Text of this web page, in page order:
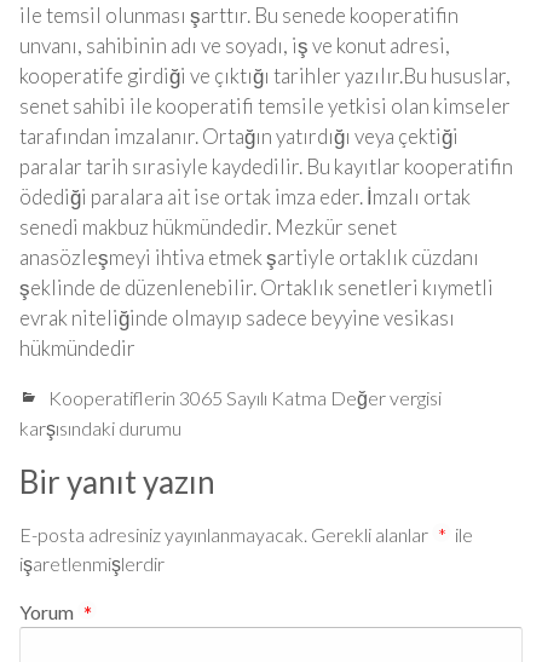
ile temsil olunması şarttır. Bu senede kooperatifin
unvanı, sahibinin adı ve soyadı, iş ve konut adresi,
kooperatife girdiği ve çıktığı tarihler yazılır.Bu hususlar,
senet sahibi ile kooperatifi temsile yetkisi olan kimseler
tarafından imzalanır. Ortağın yatırdığı veya çektiği
paralar tarih sırasiyle kaydedilir. Bu kayıtlar kooperatifin
ödediği paralara ait ise ortak imza eder. İmzalı ortak
senedi makbuz hükmündedir. Mezkür senet
anasözleşmeyi ihtiva etmek şartiyle ortaklık cüzdanı
şeklinde de düzenlenebilir. Ortaklık senetleri kıymetli
evrak niteliğinde olmayıp sadece beyyine vesikası
hükmündedir
Kooperatiflerin 3065 Sayılı Katma Değer vergisi
karşısındaki durumu
Bir yanıt yazın
E-posta adresiniz yayınlanmayacak. Gerekli alanlar * ile
işaretlenmişlerdir
Yorum *